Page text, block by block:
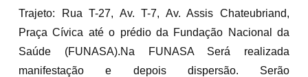
Trajeto: Rua T-27, Av. T-7, Av. Assis Chateubriand,
Praça Cívica até o prédio da Fundação Nacional da
Saúde (FUNASA).Na FUNASA Será realizada
manifestação e depois dispersão. Serão